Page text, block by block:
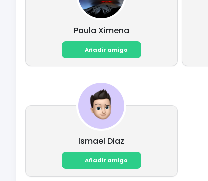
Paula Ximena
Añadir amigo
Ismael Diaz
Añadir amigo